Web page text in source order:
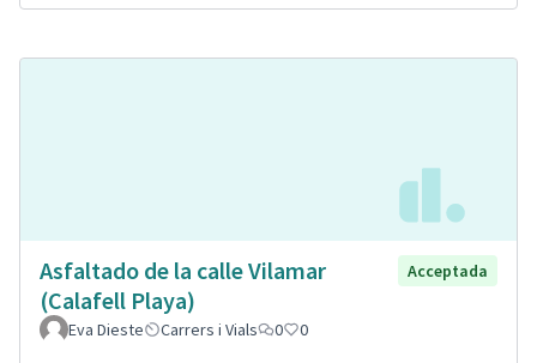
Asfaltado de la calle Vilamar
(Calafell Playa)
Acceptada
Eva Dieste Carrers i Vials 0 0